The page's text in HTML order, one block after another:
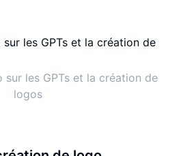
sur les GPTs et la création de
logos